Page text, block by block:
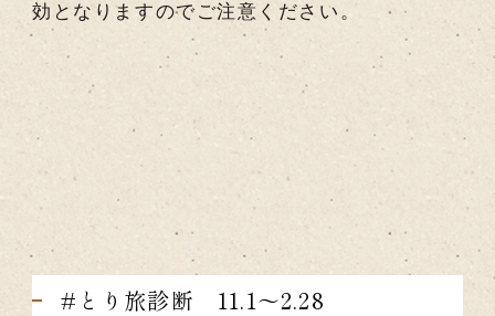
効となりますのでご注意ください。
#とり旅診断 11.1～2.28